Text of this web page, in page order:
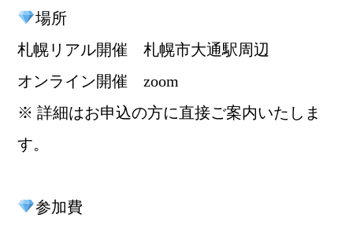
場所
札幌リアル開催 札幌市大通駅周辺
オンライン開催 zoom
※ 詳細はお申込の方に直接ご案内いたしま
す。
参加費